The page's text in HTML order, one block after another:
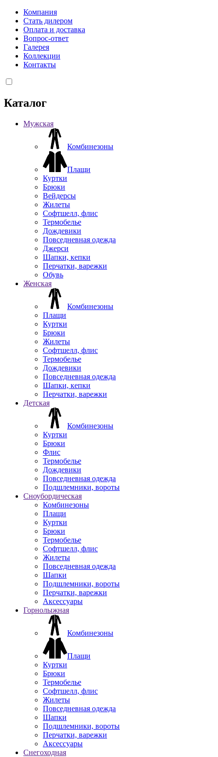
Компания
Стать дилером
Оплата и доставка
Вопрос-ответ
Галерея
Коллекции
Контакты
Каталог
Мужская
Комбинезоны
Плащи
Куртки
Брюки
Вейдерсы
Жилеты
Софтшелл, флис
Термобелье
Дождевики
Повседневная одежда
Джерси
Шапки, кепки
Перчатки, варежки
Обувь
Женская
Комбинезоны
Плащи
Куртки
Брюки
Жилеты
Софтшелл, флис
Термобелье
Дождевики
Повседневная одежда
Шапки, кепки
Перчатки, варежки
Детская
Комбинезоны
Куртки
Брюки
Флис
Термобелье
Дождевики
Повседневная одежда
Подшлемники, вороты
Сноубордическая
Комбинезоны
Плащи
Куртки
Брюки
Термобелье
Софтшелл, флис
Жилеты
Повседневная одежда
Шапки
Подшлемники, вороты
Перчатки, варежки
Аксессуары
Горнолыжная
Комбинезоны
Плащи
Куртки
Брюки
Термобелье
Софтшелл, флис
Жилеты
Повседневная одежда
Шапки
Подшлемники, вороты
Перчатки, варежки
Аксессуары
Снегоходная